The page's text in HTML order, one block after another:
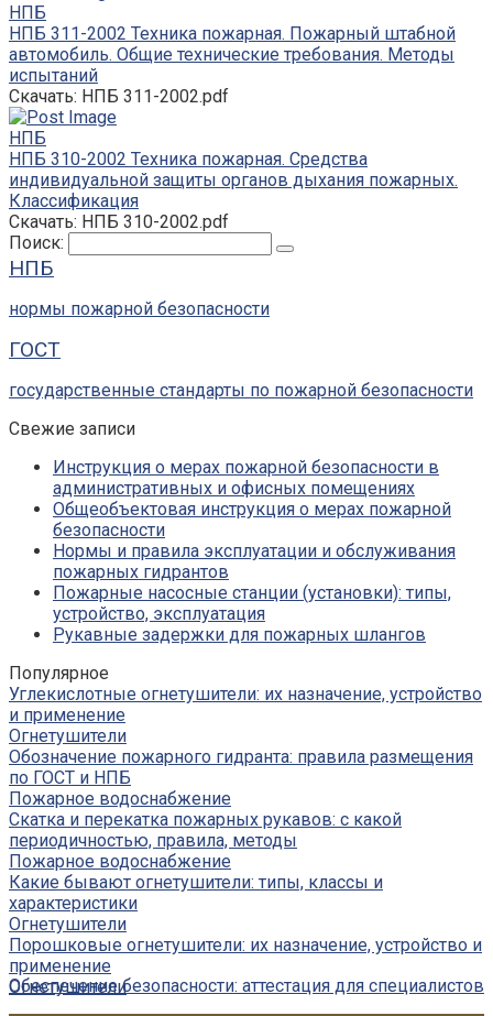
НПБ
НПБ 311-2002 Техника пожарная. Пожарный штабной
автомобиль. Общие технические требования. Методы
испытаний
Скачать: НПБ 311-2002.pdf
НПБ
НПБ 310-2002 Техника пожарная. Средства
индивидуальной защиты органов дыхания пожарных.
Классификация
Скачать: НПБ 310-2002.pdf
Поиск:
НПБ
нормы пожарной безопасности
ГОСТ
государственные стандарты по пожарной безопасности
Свежие записи
Инструкция о мерах пожарной безопасности в
административных и офисных помещениях
Общеобъектовая инструкция о мерах пожарной
безопасности
Нормы и правила эксплуатации и обслуживания
пожарных гидрантов
Пожарные насосные станции (установки): типы,
устройство, эксплуатация
Рукавные задержки для пожарных шлангов
Популярное
Углекислотные огнетушители: их назначение, устройство
и применение
Огнетушители
Обозначение пожарного гидранта: правила размещения
по ГОСТ и НПБ
Пожарное водоснабжение
Скатка и перекатка пожарных рукавов: с какой
периодичностью, правила, методы
Пожарное водоснабжение
Какие бывают огнетушители: типы, классы и
характеристики
Огнетушители
Порошковые огнетушители: их назначение, устройство и
применение
Огнетушители
Обеспечение безопасности: аттестация для специалистов